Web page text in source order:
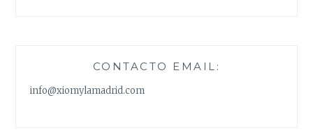
CONTACTO EMAIL:
info@xiomylamadrid.com